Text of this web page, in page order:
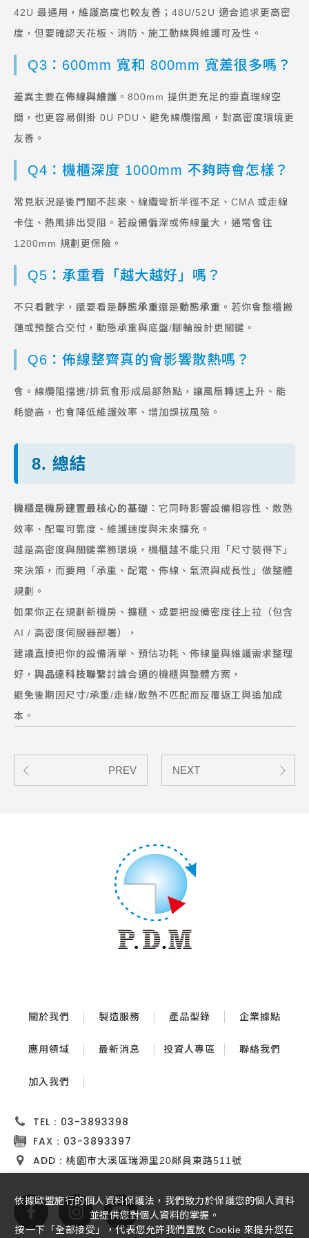
42U 最通用，維護高度也較友善；48U/52U 適合追求更高密
度，但要確認天花板、消防、施工動線與維護可及性。
Q3：600mm 寬和 800mm 寬差很多嗎？
差異主要在佈線與維護 。800mm 提供更充足的垂直理線空
間，也更容易側掛 0U PDU、避免線纜擋風，對高密度環境更
友善。
Q4：機櫃深度 1000mm 不夠時會怎樣？
常見狀況是後門關不起來、線纜彎折半徑不足、CMA 或走線
卡住、熱風排出受阻。若設備偏深或佈線量大，通常會往
1200mm 規劃更保險。
Q5：承重看「越大越好」嗎？
不只看數字，還要看是靜態承重還是動態承重 。若你會整櫃搬
運或預整合交付，動態承重與底盤/腳輪設計更關鍵。
Q6：佈線整齊真的會影響散熱嗎？
會。線纜阻擋進/排氣會形成局部熱點，讓風扇轉速上升、能
耗變高，也會降低維護效率、增加誤拔風險。
8. 總結
機櫃是機房建置最核心的基礎 ：它同時影響設備相容性、散熱
效率、配電可靠度、維護速度與未來擴充。
越是高密度與關鍵業務環境，機櫃越不能只用「尺寸裝得下」
來決策，而要用「承重、配電、佈線、氣流與成長性」做整體
規劃。
如果你正在規劃新機房、擴櫃、或要把設備密度往上拉（包含
AI / 高密度伺服器部署），
建議直接把你的設備清單、預估功耗、佈線量與維護需求整理
好， 與品達科技聯繫討論合適的機櫃與整體方案，
避免後期因尺寸/承重/走線/散熱不匹配而反覆返工與追加成
本。
PREV NEXT
關於我們 製造服務 產品型錄 企業據點
應用領域 最新消息 投資人專區 聯絡我們
加入我們
TEL： 03-3893398
FAX： 03-3893397
ADD： 桃園市大溪區瑞源里20鄰員東路511號
依據歐盟施行的個人資料保護法，我們致力於保護您的個人資料
並提供您對個人資料的掌握。
按一下「全部接受」，代表您允許我們置放 Cookie 來提升您在